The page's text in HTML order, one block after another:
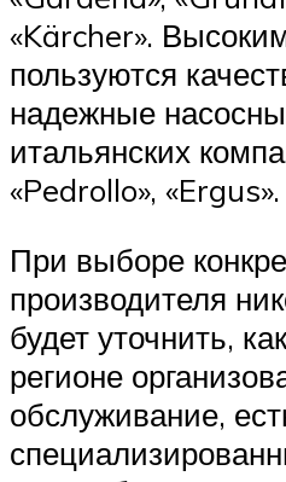
«Kärcher».
пользуются
надежные
итальянских
«Pedrollo», «Ergus».
При выборе
производителя
будет уточнить,
регионе
обслуживание,